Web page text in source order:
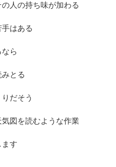
人の持ち味が加わる
はある
ら
とる
だそう
図を読むような作業
す